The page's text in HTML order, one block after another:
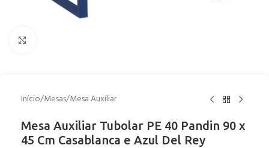
Início/Mesas/Mesa Auxíliar
Mesa Auxiliar Tubolar PE 40 Pandin 90 x
45 Cm Casablanca e Azul Del Rey